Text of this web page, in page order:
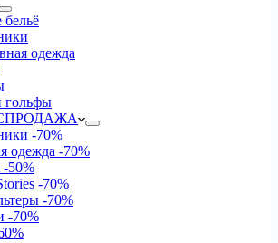
одежда
гольфы
-70%
одежда -70%
-50%
-70%
-70%
-70%